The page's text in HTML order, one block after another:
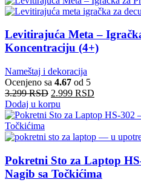
Levitirajuća Meta –
Koncentraciju (4+)
Nameštaj i dekoracija
Ocenjeno sa 4.67 od 5
3.299RSD 2.999 RSD
Dodaj u korpu
Pokretni Sto za Laptop
Nagib sa Točkićima